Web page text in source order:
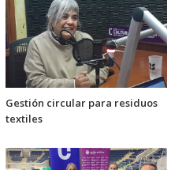
Gestión circular para residuos
textiles